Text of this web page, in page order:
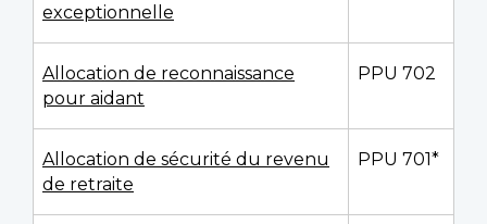
exceptionnelle
Allocation de reconnaissance
pour aidant
PPU 702
Allocation de sécurité du revenu
de retraite
PPU 701*